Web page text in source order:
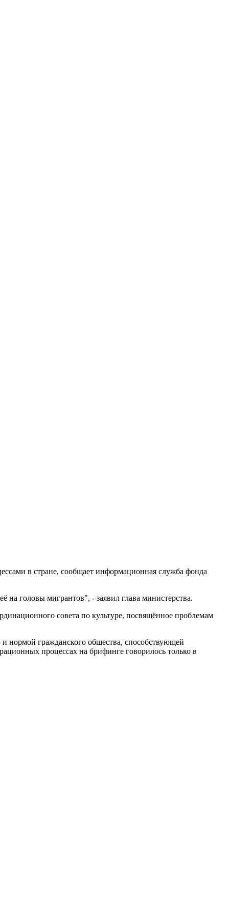
в стране, сообщает информационная служба фонда
на головы мигрантов", - заявил глава министерства.
совета по культуре, посвящённое проблемам
и нормой гражданского общества, способствующей
процессах на брифинге говорилось только в